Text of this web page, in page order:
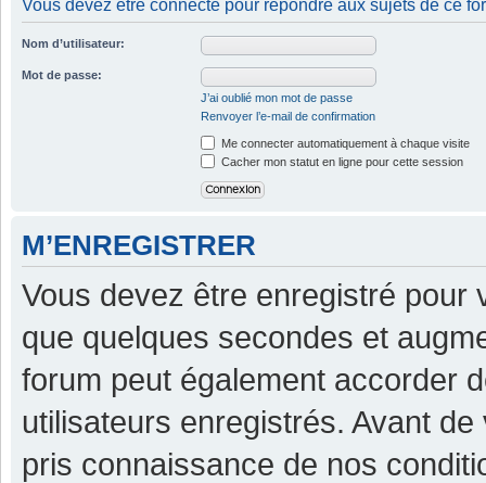
Vous devez être connecté pour répondre aux sujets de ce
Nom d’utilisateur:
Mot de passe:
J’ai oublié mon mot de passe
Renvoyer l’e-mail de confirmation
Me connecter automatiquement à chaque visite
Cacher mon statut en ligne pour cette session
M’ENREGISTRER
Vous devez être enregistré pour
que quelques secondes et
forum peut également accorder
utilisateurs enregistrés. Avant
pris connaissance de nos